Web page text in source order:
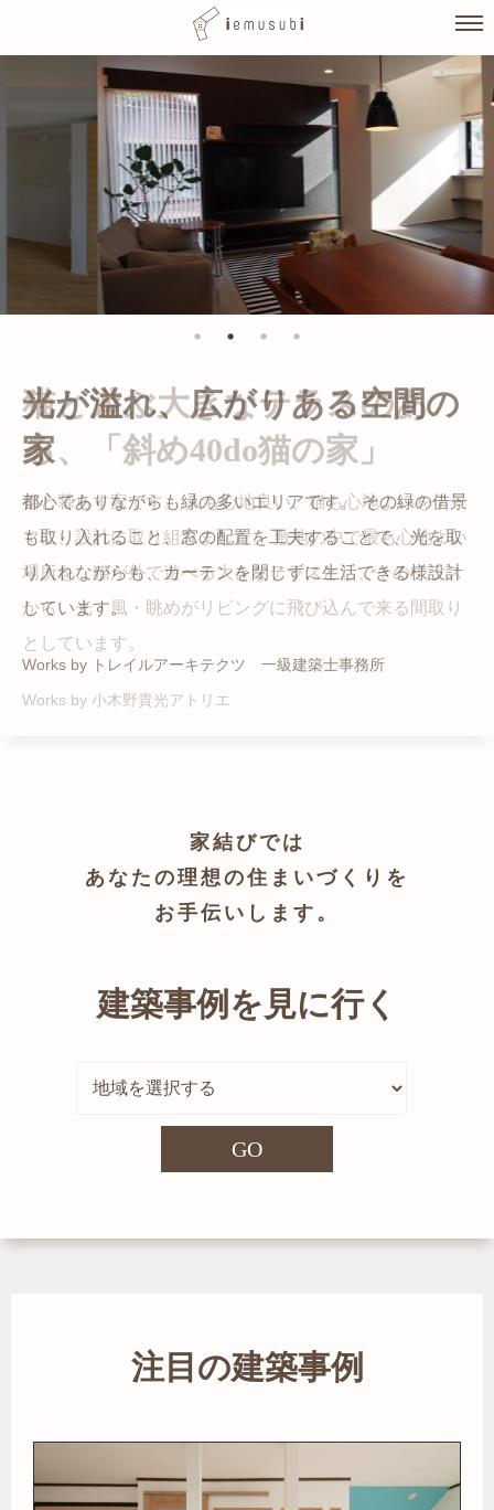
猫と暮らす家です。 人も心地良い、猫も心地よいをテー
マに、設計に取り組みました。 敷地の中で最も心地よい
場所を、猫が外で遊べる大きなテラスとし、そのテラス
から、光・風・眺めがリビングに飛び込んで来る間取り
としています。
Works by 小木野貴光アトリエ
光が溢れ、広がりある空間の
家
都心でありながらも緑の多いエリアです。 その緑の借景
も取り入れること、窓の配置を工夫することで、光を取
り入れながらも、カーテンを閉じずに生活できる様設計
しています。
Works by トレイルアーキテクツ 一級建築士事務所
自然の中の岩山を切り開いて造った、ワイルドなゲスト
ハウスをイメージした空間が広がる都市型住宅です。
かつての機織り工場が、その趣を残しつつ孫世帯の住居
へと蘇りました。
家結びでは
あなたの理想の住まいづくりを
お手伝いします。
建築事例を見に行く
GO
注目の建築事例